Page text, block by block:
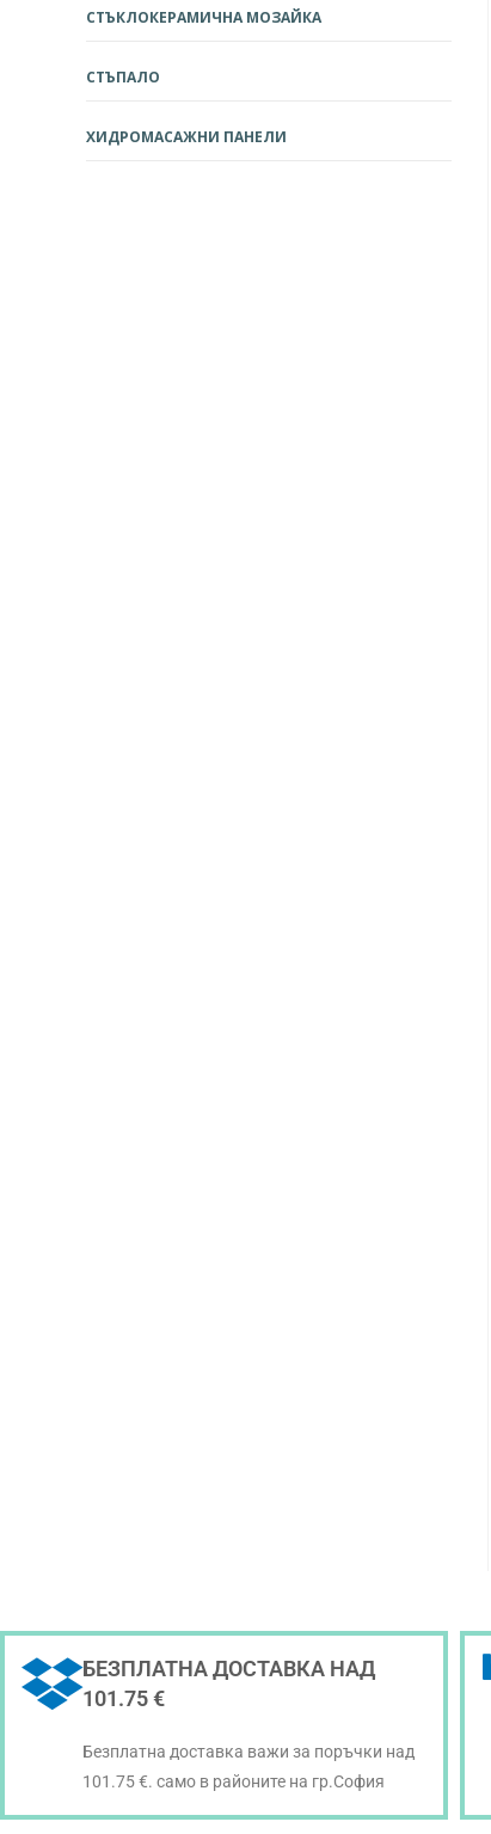
СТЪКЛОКЕРАМИЧНА МОЗАЙКА
СТЪПАЛО
ХИДРОМАСАЖНИ ПАНЕЛИ
БЕЗПЛАТНА ДОСТАВКА НАД
101.75 €
Безплатна доставка важи за поръчки над
101.75 €. само в районите на гр.София